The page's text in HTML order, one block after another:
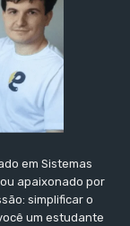
em Sistemas
apaixonado por
simplificar o
um estudante